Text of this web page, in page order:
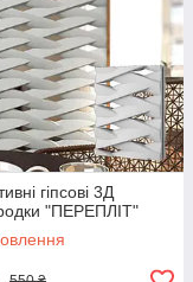
гіпсові 3Д
"ПЕРЕПЛІТ"